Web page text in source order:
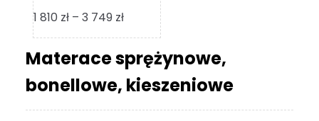
1 810 zł – 3 749 złZakres
cen:
od
1
810 zł
Materace sprężynowe,
bonellowe, kieszeniowe